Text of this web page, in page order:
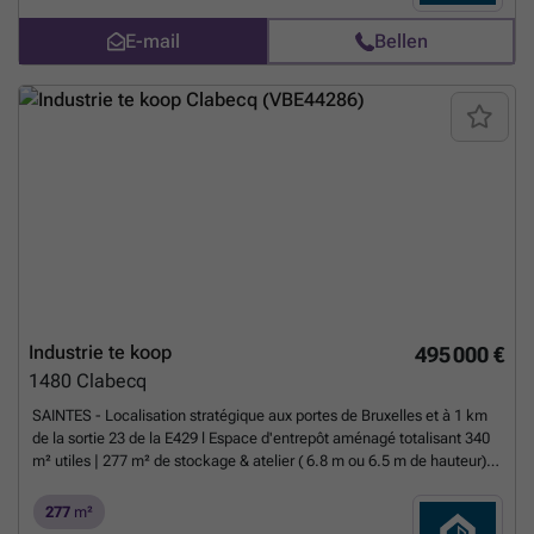
charges 450€/mois. 2 places de parkings privatives sont comprises
dans le loyer. Info et visite : ### - ###
Meer weten?
E-mail Bellen
495 000 €
Industrie te koop
1480 Clabecq
SAINTES - Localisation stratégique aux portes de Bruxelles et à 1 km
de la sortie 23 de la E429 l Espace d'entrepôt aménagé totalisant 340
m² utiles | 277 m² de stockage & atelier ( 6.8 m ou 6.5 m de hauteur)
m² en mezzanine en béton pour des bureaux agréables et lumineux
dotés de finitions soignées (cloisons, éclairage LED, WC privatif) et
277 m²